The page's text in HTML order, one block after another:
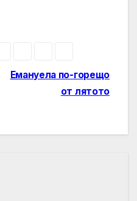
Емануела по-горещо
от лятото